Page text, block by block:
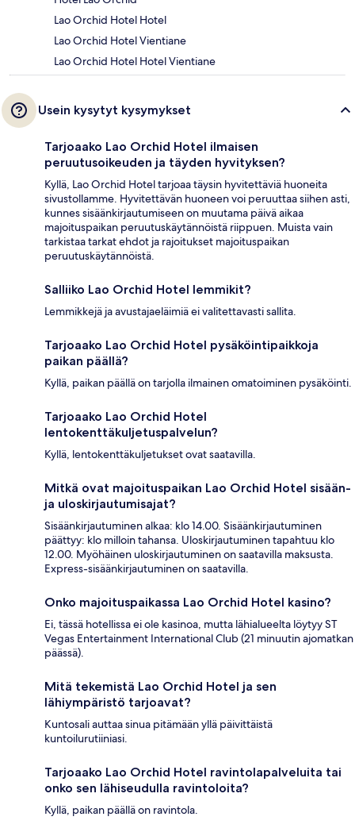
Lao Orchid Hotel Hotel
Lao Orchid Hotel Vientiane
Lao Orchid Hotel Hotel Vientiane
Usein kysytyt kysymykset
Tarjoaako Lao Orchid Hotel ilmaisen
peruutusoikeuden ja täyden hyvityksen?
Kyllä, Lao Orchid Hotel tarjoaa täysin hyvitettäviä huoneita
sivustollamme. Hyvitettävän huoneen voi peruuttaa siihen asti,
kunnes sisäänkirjautumiseen on muutama päivä aikaa
majoituspaikan peruutuskäytännöistä riippuen. Muista vain
tarkistaa tarkat ehdot ja rajoitukset majoituspaikan
peruutuskäytännöistä.
Salliiko Lao Orchid Hotel lemmikit?
Lemmikkejä ja avustajaeläimiä ei valitettavasti sallita.
Tarjoaako Lao Orchid Hotel pysäköintipaikkoja
paikan päällä?
Kyllä, paikan päällä on tarjolla ilmainen omatoiminen pysäköinti.
Tarjoaako Lao Orchid Hotel
lentokenttäkuljetuspalvelun?
Kyllä, lentokenttäkuljetukset ovat saatavilla.
Mitkä ovat majoituspaikan Lao Orchid Hotel sisään-
ja uloskirjautumisajat?
Sisäänkirjautuminen alkaa: klo 14.00. Sisäänkirjautuminen
päättyy: klo milloin tahansa. Uloskirjautuminen tapahtuu klo
12.00. Myöhäinen uloskirjautuminen on saatavilla maksusta.
Express-sisäänkirjautuminen on saatavilla.
Onko majoituspaikassa Lao Orchid Hotel kasino?
Ei, tässä hotellissa ei ole kasinoa, mutta lähialueelta löytyy ST
Vegas Entertainment International Club (21 minuutin ajomatkan
päässä).
Mitä tekemistä Lao Orchid Hotel ja sen
lähiympäristö tarjoavat?
Kuntosali auttaa sinua pitämään yllä päivittäistä
kuntoilurutiiniasi.
Tarjoaako Lao Orchid Hotel ravintolapalveluita tai
onko sen lähiseudulla ravintoloita?
Kyllä, paikan päällä on ravintola.